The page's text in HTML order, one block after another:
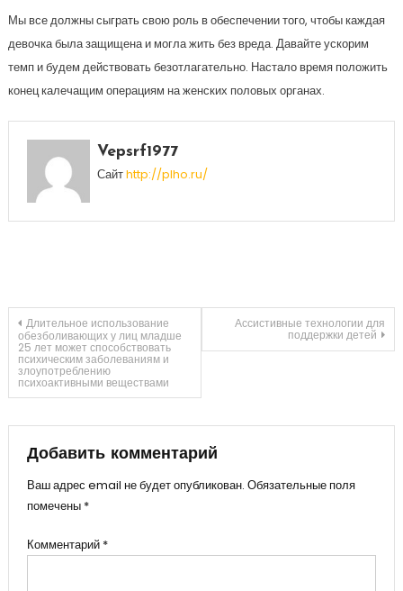
Мы все должны сыграть свою роль в обеспечении того, чтобы каждая
девочка была защищена и могла жить без вреда. Давайте ускорим
темп и будем действовать безотлагательно. Настало время положить
конец калечащим операциям на женских половых органах.
Vepsrf1977
Сайтhttp://plho.ru/
Навигация
по
записям
Длительное использование
обезболивающих у лиц младше
25 лет может способствовать
психическим заболеваниям и
злоупотреблению
психоактивными веществами
Ассистивные технологии для
поддержки детей
Добавить комментарий
Ваш адрес email не будет опубликован. Обязательные поля
помечены *
Комментарий *